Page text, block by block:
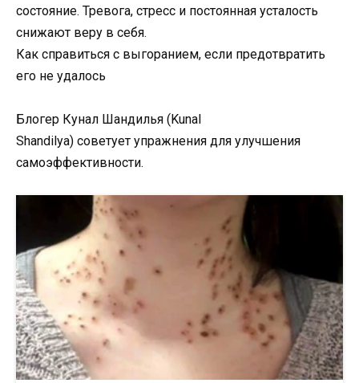
состояние. Тревога, стресс и постоянная усталость
снижают веру в себя.
Как справиться с выгоранием, если предотвратить
его не удалось
Блогер Кунал Шандилья (Kunal
Shandilya) советует упражнения для улучшения
самоэффективности.